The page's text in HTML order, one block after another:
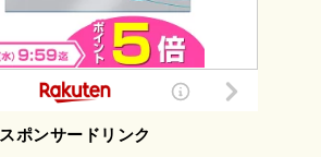
スポンサードリンク